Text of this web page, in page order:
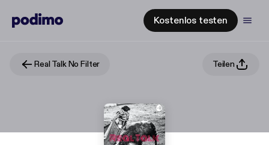
Kostenlos testen
Real Talk No Filter Teilen